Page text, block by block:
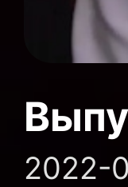
2022-